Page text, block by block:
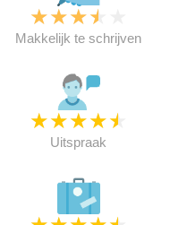
★★★★
Makkelijk te schrijven
★★★★★
Uitspraak